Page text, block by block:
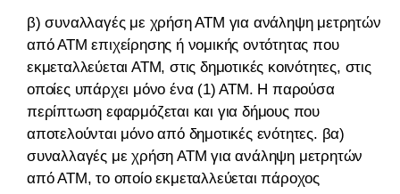
β) συναλλαγές με χρήση ΑΤΜ για ανάληψη μετρητών
από ΑΤΜ επιχείρησης ή νομικής οντότητας που
εκμεταλλεύεται ΑΤΜ, στις δημοτικές κοινότητες, στις
οποίες υπάρχει μόνο ένα (1) ΑΤΜ. Η παρούσα
περίπτωση εφαρμόζεται και για δήμους που
αποτελούνται μόνο από δημοτικές ενότητες. βα)
συναλλαγές με χρήση ΑΤΜ για ανάληψη μετρητών
από ΑΤΜ, το οποίο εκμεταλλεύεται πάροχος